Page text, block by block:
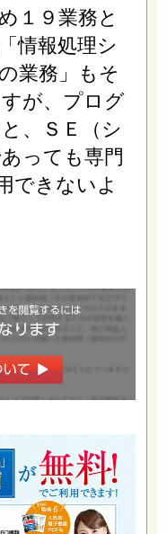
１９業務と
情報処理シ
業務」もそ
が、プログ
、ＳＥ（シ
っても専門
できないよ